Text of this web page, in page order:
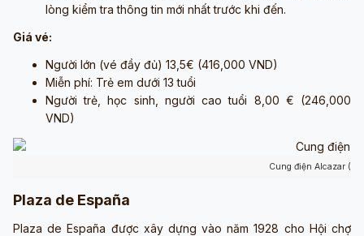
lòng kiểm tra thông tin mới nhất trước khi đến.
Giá vé:
Người lớn (vé đầy đủ) 13,5€ (416,000 VND)
Miễn phí: Trẻ em dưới 13 tuổi
Người trẻ, học sinh, người cao tuổi 8,00 € (246,000
VND)
Cung điện Alcazar
Plaza de España
Plaza de España được xây dựng vào năm 1928 cho Hội chợ